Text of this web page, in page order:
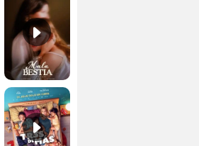
Tres de más Tráiler